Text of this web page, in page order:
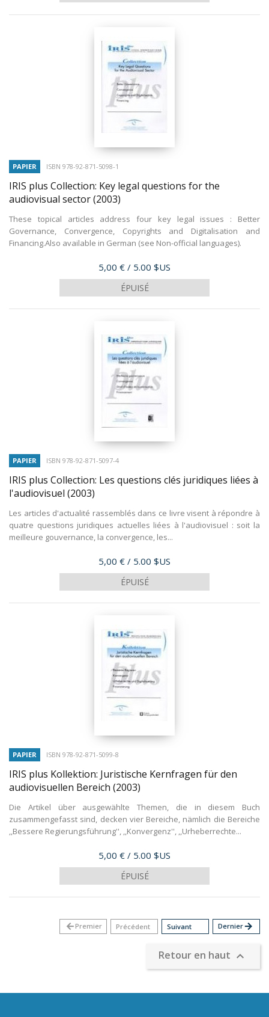
PAPIER ISBN 978-92-871-5098-1
IRIS plus Collection: Key legal questions for the
audiovisual sector(2003)
These topical articles address four key legal issues : Better
Governance, Convergence, Copyrights and Digitalisation and
Financing.Also available in German (see Non-official languages).
Prix
5,00 € / 5.00 $US
ÉPUISÉ
PAPIER ISBN 978-92-871-5097-4
IRIS plus Collection: Les questions clés juridiques liées à
l'audiovisuel (2003)
Les articles d'actualité rassemblés dans ce livre visent à répondre à
quatre questions juridiques actuelles liées à l'audiovisuel : soit la
meilleure gouvernance, la convergence, les...
Prix
5,00 € / 5.00 $US
ÉPUISÉ
PAPIER ISBN 978-92-871-5099-8
IRIS plus Kollektion: Juristische Kernfragen für den
audiovisuellen Bereich (2003)
Die Artikel über ausgewählte Themen, die in diesem Buch
zusammengefasst sind, decken vier Bereiche, nämlich die Bereiche
,,Bessere Regierungsführung'', ,,Konvergenz'', ,,Urheberrechte...
Prix
5,00 € / 5.00 $US
ÉPUISÉ
arrow_backPremier Précédent Suivant Dernierarrow_forward
Retour en haut 